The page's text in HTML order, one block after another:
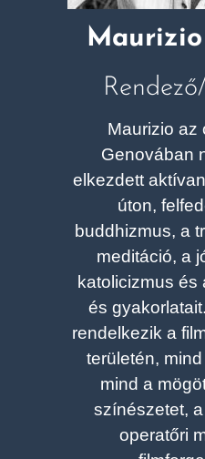
Maurizio az
Genovában
elkezdett
úton,
buddhizmus, a
meditáció, a
katolicizmus és
és
rendelkezik a
területén,
mind a
színészetet,
operatőri